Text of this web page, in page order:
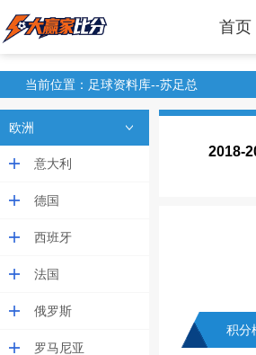
首页
当前位置： 足球资料库--苏足总
欧洲
意大利
德国
西班牙
法国
俄罗斯
罗马尼亚
2018-
积分